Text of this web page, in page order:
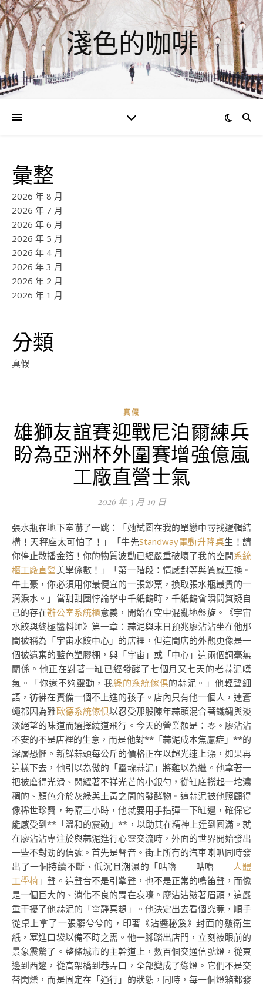
淺色的咖啡
彙整
2026 年 8 月
2026 年 7 月
2026 年 6 月
2026 年 5 月
2026 年 4 月
2026 年 3 月
2026 年 2 月
2026 年 1 月
分類
真假
真假
雄獅友誼賽迎戰尼泊爾練兵
盼為亞洲杯外圍賽增強億嵐
工廠直營士氣
2026 年 3 月 19 日
張水瓶在地下室嚇了一跳：「她試圖在我的單戀中尋找邏輯結
構！天秤座太可怕了！」「牛先Standway電動升降桌生！請
你停止散播金箔！你的物質波動已經嚴重破壞了我的空間系統
櫃工廠直營美學係數！」「第一階段：情感對等與質感互換。
牛土豪，你必須用你最便宜的一張鈔票，換取張水瓶最貴的一
滴淚水。」當甜甜圈悖論擊中千紙鶴時，千紙鶴會瞬間質疑自
己的存在辦公室系統櫃意義，開始在空中混亂地盤旋。《宇宙
水餃與終極醬料師》第一章：蒜泥與末日預兆廖沾沾坐在他那
間被稱為「宇宙水餃中心」的店裡，但這間店的外觀更像是一
個被遺棄的藍色塑膠棚，與「宇宙」或「中心」這兩個詞毫無
關係。他正在對著一缸已經發酵了七個月又七天的老蒜泥嘆
氣。「你還不夠靈動，我綠的系統傢俱的蒜泥。」他輕聲細
語，彷彿在責備一個不上進的孩子。店內只有他一個人，連蒼
蠅都因為難歐德系統傢俱以忍受那股陳年蒜頭混合著鐵鏽與淡
淡絕望的味道而選擇繞道飛行。今天的營業額是：零。廖沾沾
不安的不是店裡的生意，而是他對**「蒜泥成本焦慮症」**的
深層恐懼。新鮮蒜頭每公斤的價格正在以超光速上漲，如果再
這樣下去，他引以為傲的「靈魂蒜泥」將難以為繼。他拿著一
把被磨得光滑、閃耀著不祥光芒的小銀勺，從缸底撈起一坨濃
稠的、顏色介於灰綠與土黃之間的發酵物。這蒜泥被他照顧得
像稀世珍寶，每隔三小時，他就要用手指彈一下缸邊，確保它
能感受到**「溫和的震動」**，以助其在精神上達到圓滿。就
在廖沾沾專注於與蒜泥進行心靈交流時，外面的世界開始發出
一些不對勁的信號。首先是聲音。街上所有的汽車喇叭同時發
出了一個持續不斷、低沉且潮濕的「咕嚕——咕嚕——人體
工學椅 」聲。這聲音不是引擎聲，也不是正常的鳴笛聲，而像
是一個巨大的、消化不良的胃在哀嚎。廖沾沾皺著眉頭，這嚴
重干擾了他蒜泥的「寧靜冥想」。他決定出去看個究竟，順手
從桌上拿了一張髒兮兮的，印著《沾醬秘笈》封面的皺衛生
紙，塞進口袋以備不時之需。他一腳踏出店門，立刻被眼前的
景象震驚了。整條城市的主幹道上，數百個交通信號燈，從東
邊到西邊，從高架橋到巷弄口，全部變成了綠燈。它們不是交
替閃爍，而是固定在「通行」的狀態，同時，每一個燈箱都發